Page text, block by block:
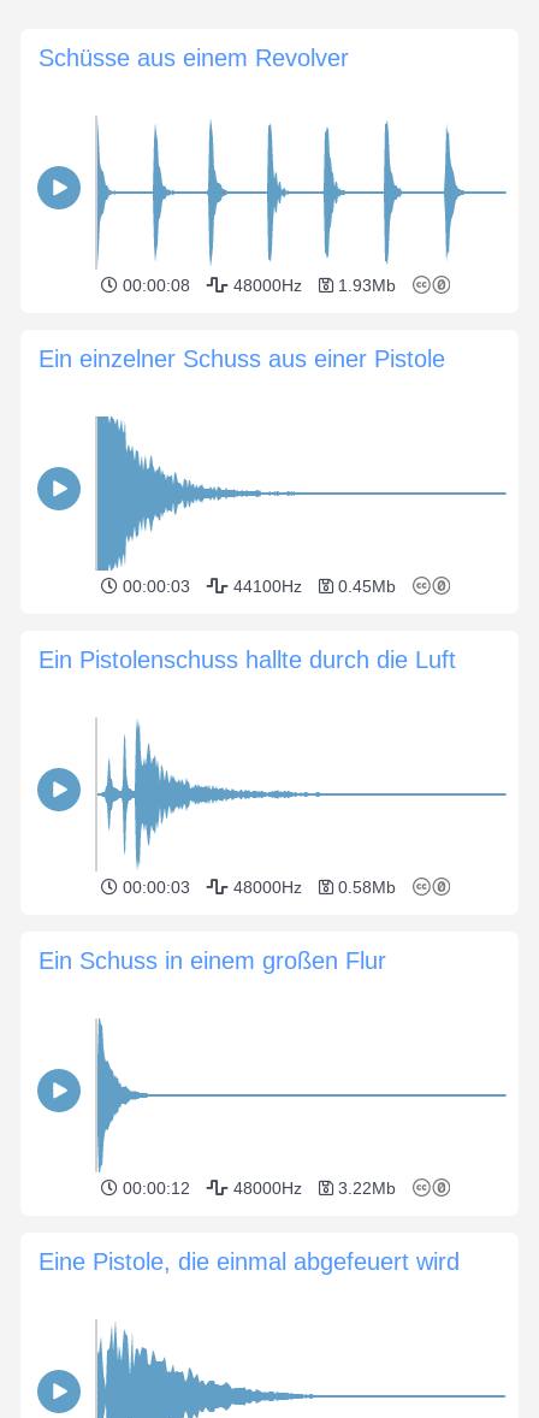
Schüsse aus einem Revolver
00:00:08 48000Hz 1.93Mb
Ein einzelner Schuss aus einer Pistole
00:00:03 44100Hz 0.45Mb
Ein Pistolenschuss hallte durch die Luft
00:00:03 48000Hz 0.58Mb
Ein Schuss in einem großen Flur
00:00:12 48000Hz 3.22Mb
Eine Pistole, die einmal abgefeuert wird